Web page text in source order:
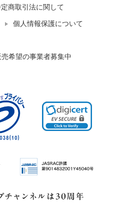
商取引法に関して
個人情報保護について
希望の事業者募集中